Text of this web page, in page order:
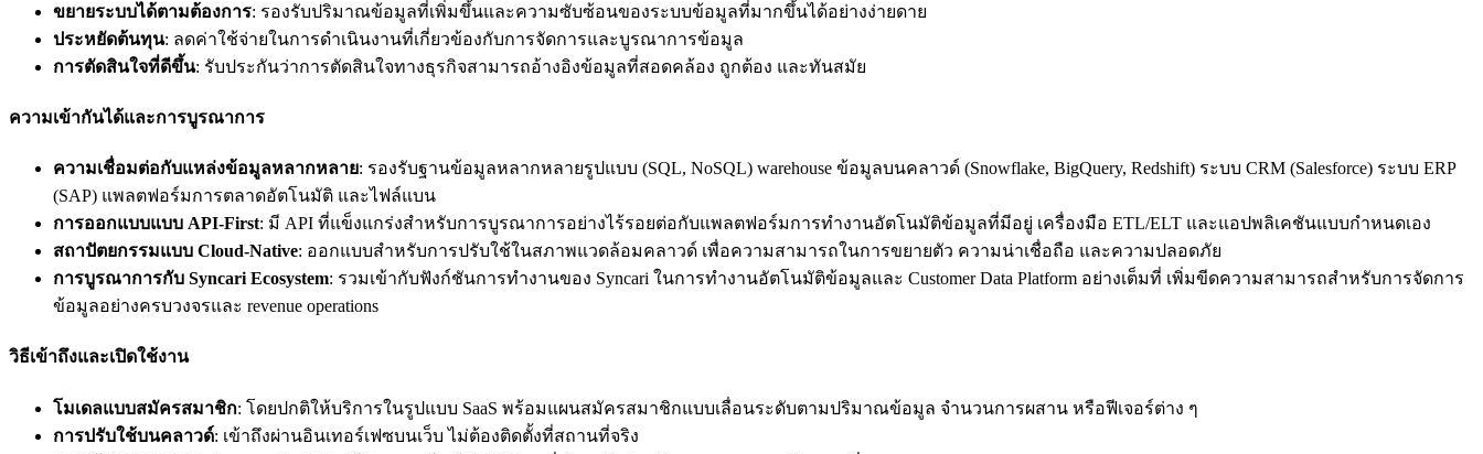
ขยายระบบได้ตามต้องการ: รองรับปริมาณข้อมูลที่เพิ่มขึ้นและความซับซ้อนของระบบข้อมูลที่มากขึ้นได้อย่างง่ายดาย
ประหยัดต้นทุน: ลดค่าใช้จ่ายในการดำเนินงานที่เกี่ยวข้องกับการจัดการและบูรณาการข้อมูล
การตัดสินใจที่ดีขึ้น: รับประกันว่าการตัดสินใจทางธุรกิจสามารถอ้างอิงข้อมูลที่สอดคล้อง ถูกต้อง และทันสมัย
ความเข้ากันได้และการบูรณาการ
ความเชื่อมต่อกับแหล่งข้อมูลหลากหลาย: รองรับฐานข้อมูลหลากหลายรูปแบบ (SQL, NoSQL) warehouse ข้อมูลบนคลาวด์ (Snowflake, BigQuery, Redshift) ระบบ CRM (Salesforce) ระบบ ERP
(SAP) แพลตฟอร์มการตลาดอัตโนมัติ และไฟล์แบน
การออกแบบแบบ API-First: มี API ที่แข็งแกร่งสำหรับการบูรณาการอย่างไร้รอยต่อกับแพลตฟอร์มการทำงานอัตโนมัติข้อมูลที่มีอยู่ เครื่องมือ ETL/ELT และแอปพลิเคชันแบบกำหนดเอง
สถาปัตยกรรมแบบ Cloud-Native: ออกแบบสำหรับการปรับใช้ในสภาพแวดล้อมคลาวด์ เพื่อความสามารถในการขยายตัว ความน่าเชื่อถือ และความปลอดภัย
การบูรณาการกับ Syncari Ecosystem: รวมเข้ากับฟังก์ชันการทำงานของ Syncari ในการทำงานอัตโนมัติข้อมูลและ Customer Data Platform อย่างเต็มที่ เพิ่มขีดความสามารถสำหรับการจัดการ
ข้อมูลอย่างครบวงจรและ revenue operations
วิธีเข้าถึงและเปิดใช้งาน
โมเดลแบบสมัครสมาชิก: โดยปกติให้บริการในรูปแบบ SaaS พร้อมแผนสมัครสมาชิกแบบเลื่อนระดับตามปริมาณข้อมูล จำนวนการผสาน หรือฟีเจอร์ต่าง ๆ
การปรับใช้บนคลาวด์: เข้าถึงผ่านอินเทอร์เฟซบนเว็บ ไม่ต้องติดตั้งที่สถานที่จริง